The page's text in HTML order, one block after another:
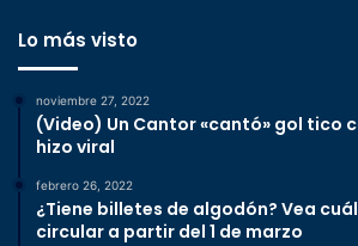
Lo más visto
noviembre 27, 2022
(Video) Un Cantor «cantó» gol tico
hizo viral
febrero 26, 2022
¿Tiene billetes de algodón? Vea
circular a partir del 1 de marzo